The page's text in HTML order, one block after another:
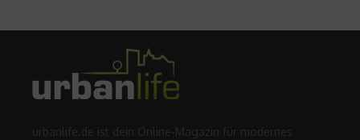
urbanlife.de ist dein Online-Magazin für modernes